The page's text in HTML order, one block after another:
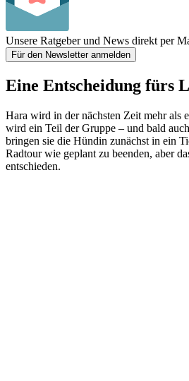
Unsere Ratgeber und News direkt per
Für den Newsletter anmelden
Eine Entscheidung fürs
Hara wird in der nächsten Zeit mehr als
wird ein Teil der Gruppe – und bald
bringen sie die Hündin zunächst in ein
Radtour wie geplant zu beenden, aber
entschieden.